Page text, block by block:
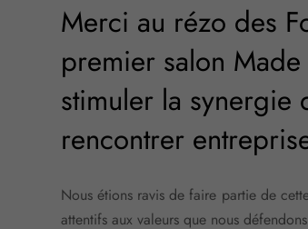
Merci au rézo des
premier salon
stimuler la synergie
rencontrer
Nous étions ravis de faire partie de
attentifs aux valeurs que nous